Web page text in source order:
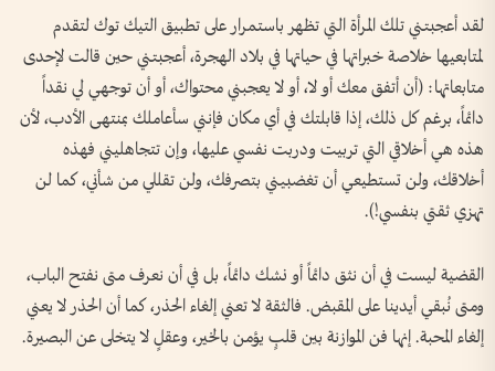
لقد أعجبتني تلك المرأة التي تظهر باستمرار على تطبيق التيك توك لتقدم
لمتابعيها خلاصة خبراتها في حياتها في بلاد الهجرة، أعجبتني حين قالت لإحدى
متابعاتها: (أن أتفق معك أو لا، أو لا يعجبني محتواك، أو أن توجهي لي نقداً
دائماً، برغم كل ذلك، إذا قابلتك في أي مكان فإنني سأعاملك بمنتهى الأدب، لأن
هذه هي أخلاقي التي تربيت ودربت نفسي عليها، وإن تتجاهليني فهذه
أخلاقك، ولن تستطيعي أن تغضبيني بتصرفك، ولن تقللي من شأني، كما لن
تهزي ثقتي بنفسي!).
القضية ليست في أن نثق دائماً أو نشك دائماً، بل في أن نعرف متى نفتح الباب،
ومتى نُبقي أيدينا على المقبض. فالثقة لا تعني إلغاء الحذر، كما أن الحذر لا يعني
إلغاء المحبة. إنها فن الموازنة بين قلبٍ يؤمن بالخير، وعقلٍ لا يتخلى عن البصيرة.